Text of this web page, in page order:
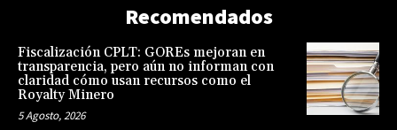
Recomendados
Fiscalización CPLT: GOREs mejoran en
transparencia, pero aún no informan con
claridad cómo usan recursos como el
Royalty Minero
5 Agosto, 2026